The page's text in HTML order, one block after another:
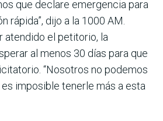
que declare emergencia para
rápida”, dijo a la 1000 AM.
atendido el petitorio, la
al menos 30 días para que
“Nosotros no podemos
imposible tenerle más a esta